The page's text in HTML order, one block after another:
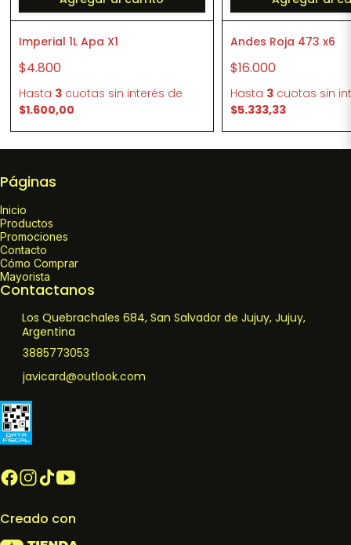
Imperial 1L Apa X1
$4.800
Hasta 3cuotas sin interés de
$1.600,00
Andes Roja 473 x6
$16.000
Hasta 3 cuotas sin
$5.333,33
Páginas
Inicio
Productos
Promociones
Contacto
Cómo Comprar
Mayorista
Contactanos
Los Quebrachales 684, San Salvador de Jujuy, Jujuy,
Argentina
3885773053
javicard@outlook.com
Creado con